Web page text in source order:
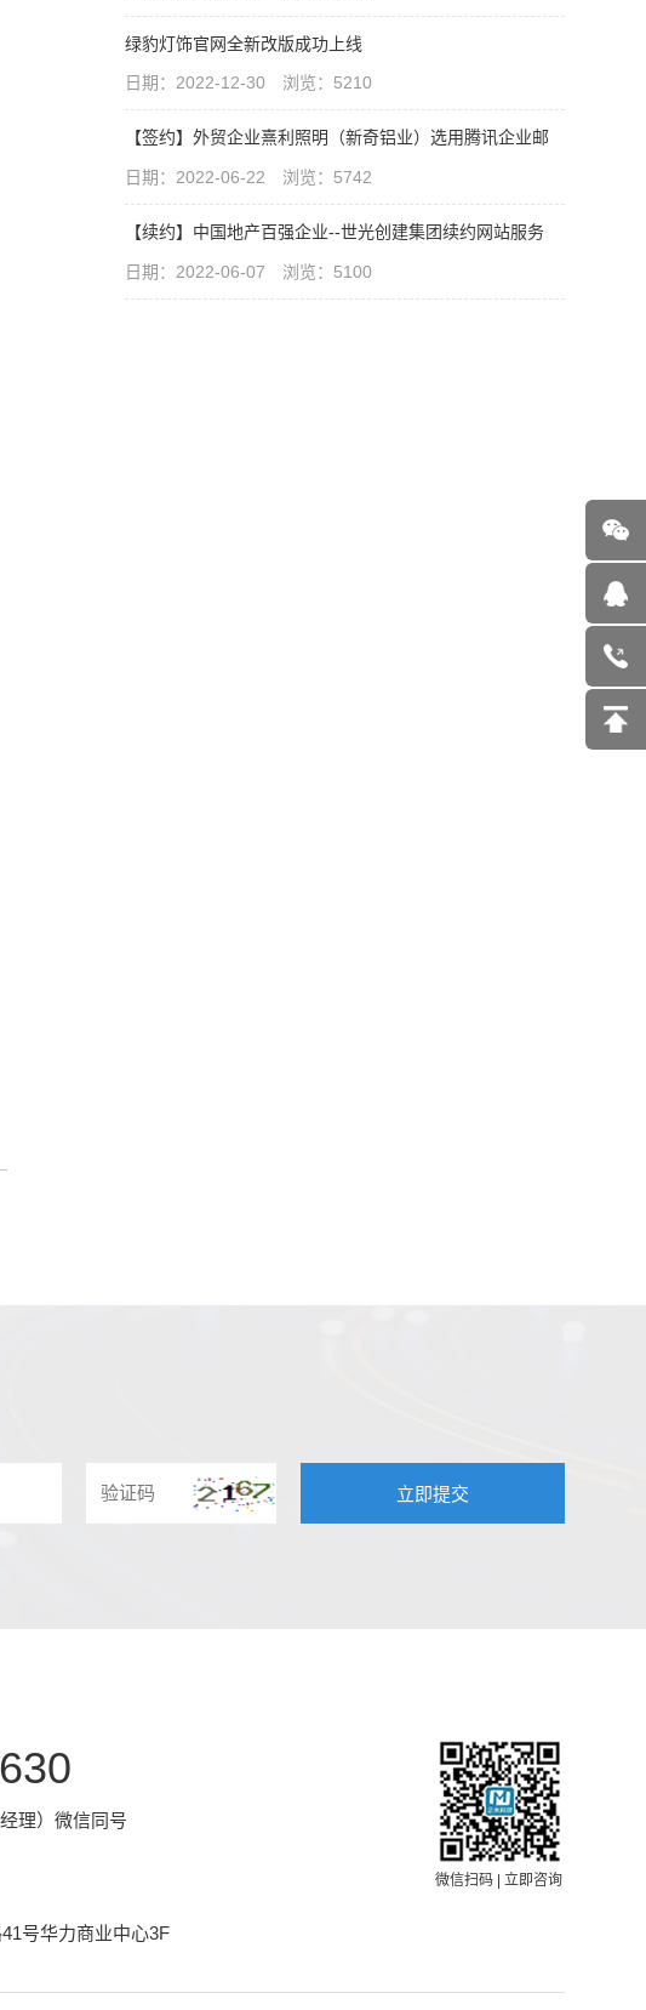
绿豹灯饰官网全新改版成功上线
日期：2022-12-30 浏览：5210
【签约】外贸企业熹利照明（新奇铝业）选用腾讯企业邮
日期：2022-06-22 浏览：5742
【续约】中国地产百强企业--世光创建集团续约网站服务
日期：2022-06-07 浏览：5100
理）微信同号
号华力商业中心3F
微信扫码 | 立即咨询